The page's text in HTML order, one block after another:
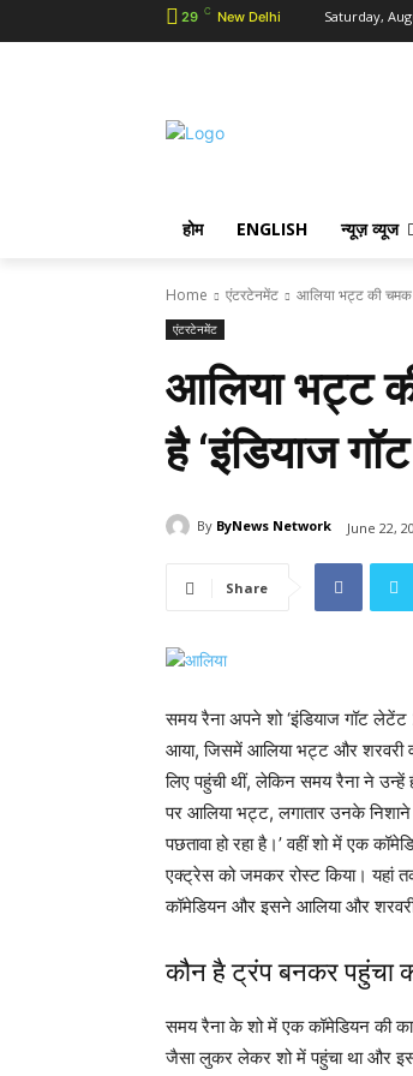
29 C New Delhi Saturday,
होम ENGLISH न्यूज़ व्यूज
Home एंटरटेनमेंट आलिया भट्ट की चमक
एंटरटेनमेंट
आलिया भट्ट
है ‘इंडियाज
By ByNews Network June 22,
Share
समय रैना अपने शो ‘इंडियाज गॉट
आया, जिसमें आलिया भट्ट और शरवरी
लिए पहुंची थीं, लेकिन समय रैना ने उन्हें
पर आलिया भट्ट, लगातार उनके
पछतावा हो रहा है।’ वहीं शो में एक
एक्ट्रेस को जमकर रोस्ट किया। यहां
कॉमेडियन और इसने आलिया और
कौन है ट्रंप बनकर पहुंचा
समय रैना के शो में एक कॉमेडियन की
जैसा लुकर लेकर शो में पहुंचा था और